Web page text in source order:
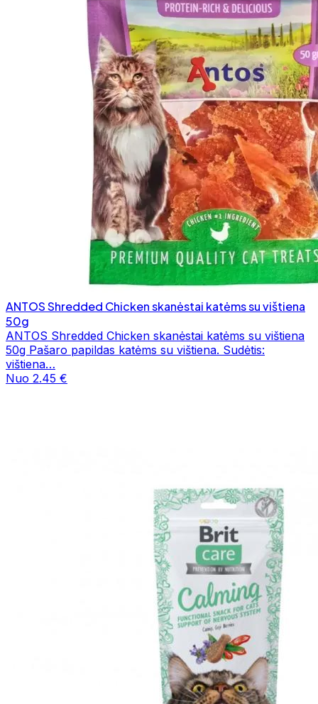
ANTOS Shredded Chicken skanėstai katėms su vištiena
50g
ANTOS Shredded Chicken skanėstai katėms su vištiena
50g Pašaro papildas katėms su vištiena. Sudėtis:
vištiena…
Nuo 2.45 €